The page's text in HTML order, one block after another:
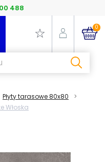
488
0
Płyty tarasowe 80x80
Włoska